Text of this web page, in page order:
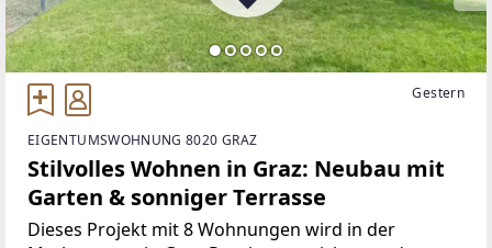
Gestern
EIGENTUMSWOHNUNG 8020 GRAZ
Stilvolles Wohnen in Graz: Neubau mit
Garten & sonniger Terrasse
Dieses Projekt mit 8 Wohnungen wird in der